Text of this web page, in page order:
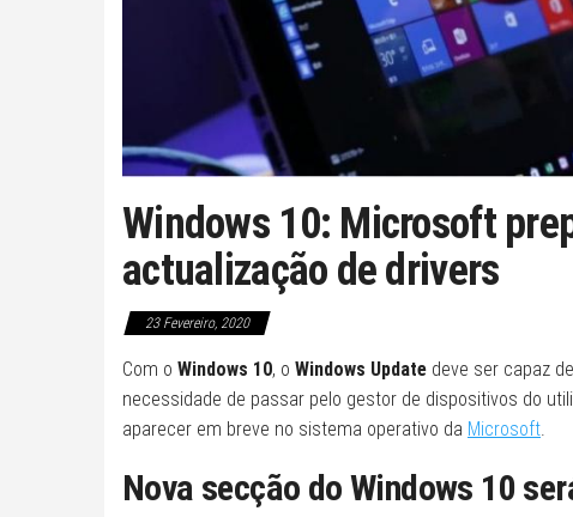
Windows 10: Microsoft
actualização de drivers
23 Fevereiro, 2020
Com o Windows 10, o Windows Update deve ser capaz
necessidade de passar pelo gestor de dispositivos do
aparecer em breve no sistema operativo da Microsoft
Nova secção do Windows 10